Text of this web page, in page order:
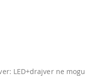
LED+drajver ne mogu